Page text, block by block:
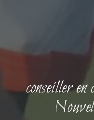
conseiller en